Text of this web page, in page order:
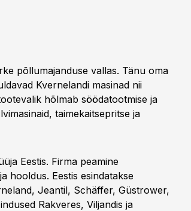
põllumajanduse vallas. Tänu oma
Kvernelandi masinad nii
hõlmab söödatootmise ja
taimekaitsepritse ja
Eestis. Firma peamine
hooldus. Eestis esindatakse
Jeantil, Schäffer, Güstrower,
Rakveres, Viljandis ja